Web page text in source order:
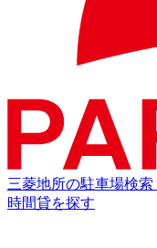
三菱地所の駐車場検索
時間貸を探す